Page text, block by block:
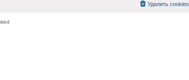
Удалить cookies